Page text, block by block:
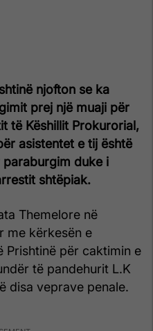
njofton se ka
prej një muaji për
të Këshillit Prokurorial,
asistentet e tij është
duke i
shtëpiak.
Themelore në
me kërkesën e
Prishtinë për caktimin e
të pandehurit L.K
disa veprave penale.